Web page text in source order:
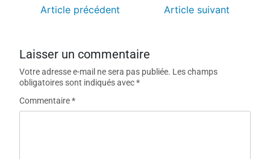
Article précédent Article suivant
Laisser un commentaire
Votre adresse e-mail ne sera pas publiée. Les champs
obligatoires sont indiqués avec*
Commentaire*